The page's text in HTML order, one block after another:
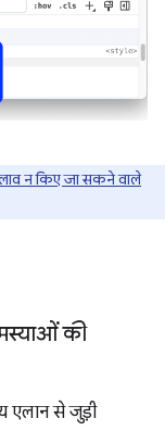
न किए जा सकने वाले
की
एलान से जुड़ी